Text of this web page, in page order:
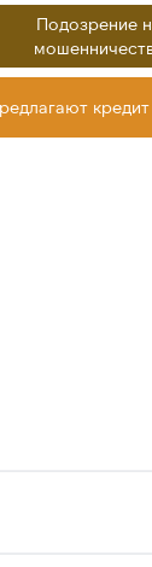
Подозрение
кредит